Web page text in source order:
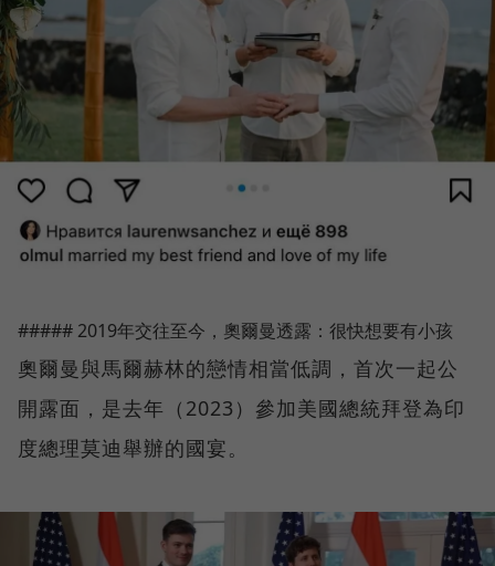
##### 2019年交往至今，奧爾曼透露：很快想要有小孩
奧爾曼與馬爾赫林的戀情相當低調，首次一起公
開露面，是去年（2023）參加美國總統拜登為印
度總理莫迪舉辦的國宴。